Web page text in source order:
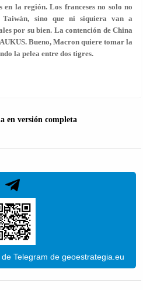
en la región. Los franceses no solo no
Taiwán, sino que ni siquiera van a
por su bien. La contención de China
Bueno, Macron quiere tomar la
la pelea entre dos tigres.
en versión completa
Telegram de geoestrategia.eu